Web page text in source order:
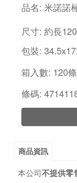
品名 :米諾諾
尺寸:約長
包裝:
箱入數: 120條
條碼:
商品資訊
本公司 不提供零